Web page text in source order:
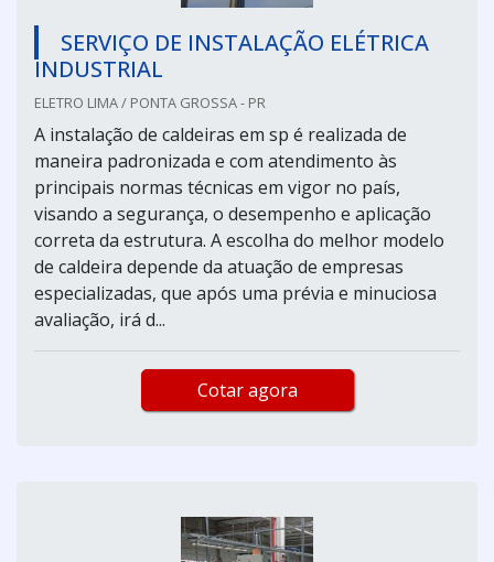
SERVIÇO DE INSTALAÇÃO ELÉTRICA
INDUSTRIAL
ELETRO LIMA / PONTA GROSSA - PR
A instalação de caldeiras em sp é realizada de
maneira padronizada e com atendimento às
principais normas técnicas em vigor no país,
visando a segurança, o desempenho e aplicação
correta da estrutura. A escolha do melhor modelo
de caldeira depende da atuação de empresas
especializadas, que após uma prévia e minuciosa
avaliação, irá d...
Cotar agora